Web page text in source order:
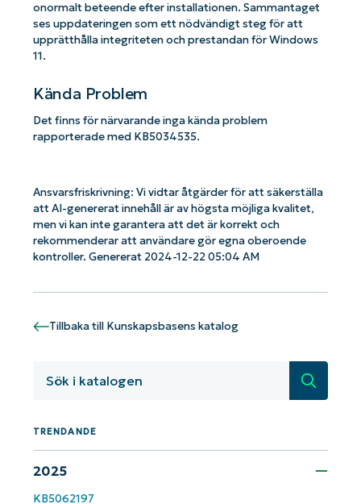
onormalt beteende efter installationen. Sammantaget
ses uppdateringen som ett nödvändigt steg för att
upprätthålla integriteten och prestandan för Windows
11.
Kända Problem
Det finns för närvarande inga kända problem
rapporterade med KB5034535.
Ansvarsfriskrivning: Vi vidtar åtgärder för att säkerställa
att AI-genererat innehåll är av högsta möjliga kvalitet,
men vi kan inte garantera att det är korrekt och
rekommenderar att användare gör egna oberoende
kontroller. Genererat 2024-12-22 05:04 AM
Tillbaka till Kunskapsbasens katalog
Sök
TRENDANDE
2025
KB5062197
Kom igång med NinjaOne AI-drivna
last
Business
email*